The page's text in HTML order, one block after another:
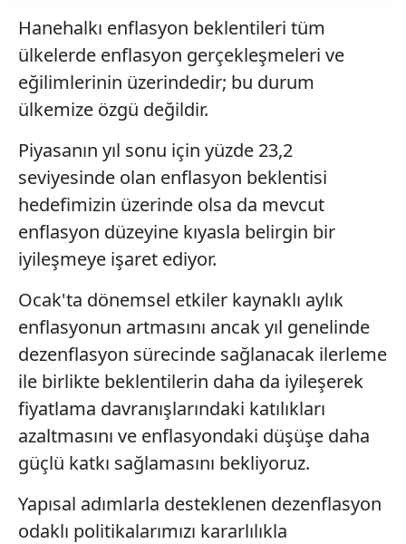
gösterilmeyecektir."
Sizlere daha iyi bir hizmet sunabilmek için İnternet
Sitemizde kendimize ve üçüncü kişilere ait çerezler
kullanılmaktadır. Bu çerezler vasıtasıyla çeşitli kişisel
toplumu hizmetlerinin sunulması amacıyla
kullanılmaktadır. Diğer çerezler, sitemizin daha işlevsel
kılınması ve kişiselleştirilmesi ve sizlere yönelik
reklam/pazarlama faaliyetlerinin yapılması, amaçlarıyla
sınırlı olarak açık rızanız dahilinde kullanılacaktır.
Çerezlere ilişkin tercihlerinizi aşağıda yer alan panel
vasıtasıyla belirleyebilirsiniz. Çerezlere ilişkin detaylı bilgi
için Ayarlar butonuna tıklayabilir, Çerez Bilgilendirme
Metnimiziziyaret edebilirsiniz.
6698 sayılı Kişisel Verilerin Korunması Kanunu uyarınca
hazırlanmış Aydınlatma Metnimizi okumak ve sitemizde
ilgili mevzuata uygun olarak kullanılan çerezlerle ilgili bilgi
almak için lütfentıklayınız.
Hanehalkı enflasyon beklentileri tüm
ülkelerde enflasyon gerçekleşmeleri ve
eğilimlerinin üzerindedir; bu durum
ülkemize özgü değildir.
Piyasanın yıl sonu için yüzde 23,2
seviyesinde olan enflasyon beklentisi
hedefimizin üzerinde olsa da mevcut
enflasyon düzeyine kıyasla belirgin bir
iyileşmeye işaret ediyor.
Ocak'ta dönemsel etkiler kaynaklı aylık
enflasyonun artmasını ancak yıl genelinde
dezenflasyon sürecinde sağlanacak ilerleme
ile birlikte beklentilerin daha da iyileşerek
fiyatlama davranışlarındaki katılıkları
azaltmasını ve enflasyondaki düşüşe daha
güçlü katkı sağlamasını bekliyoruz.
Yapısal adımlarla desteklenen dezenflasyon
odaklı politikalarımızı kararlılıkla